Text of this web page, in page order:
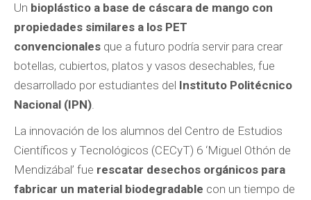
Un bioplástico a base de cáscara de mango con
propiedades similares a los PET
convencionales que a futuro podría servir para crear
botellas, cubiertos, platos y vasos desechables, fue
desarrollado por estudiantes del Instituto Politécnico
Nacional (IPN).
La innovación de los alumnos del Centro de Estudios
Científicos y Tecnológicos (CECyT) 6 ‘Miguel Othón de
Mendizábal’ fue rescatar desechos orgánicos para
fabricar un material biodegradable con un tiempo de